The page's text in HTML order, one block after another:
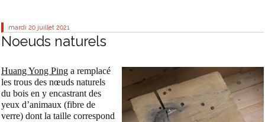
mardi 20 juillet 2021
Noeuds naturels
Huang Yong Ping a remplacé
les trous des nœuds naturels
du bois en y encastrant des
yeux d’animaux (fibre de
verre) dont la taille correspond